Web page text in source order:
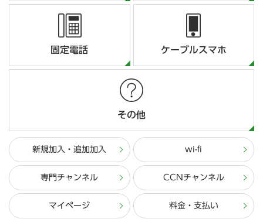
固定電話 ケーブルスマホ
その他
新規加入・追加加入 wi-fi
専門チャンネル CCNチャンネル
マイページ 料金・支払い